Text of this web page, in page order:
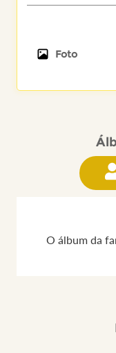
Foto
O álbum da